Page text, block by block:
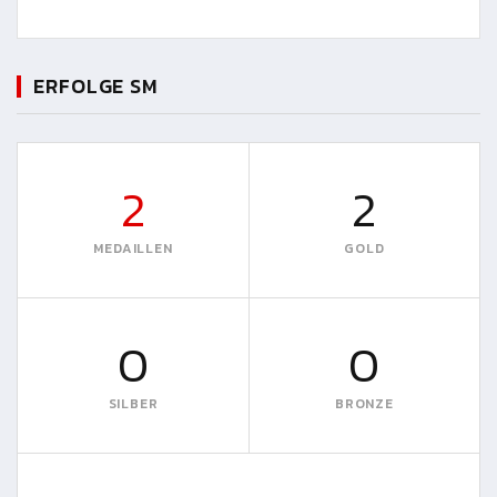
ERFOLGE SM
2
MEDAILLEN
2
GOLD
0
SILBER
0
BRONZE